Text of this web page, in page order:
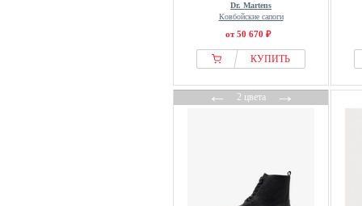
Dr. Martens
Ковбойские сапоги
от 50 670 ₽
КУПИТЬ
←2 цвета→